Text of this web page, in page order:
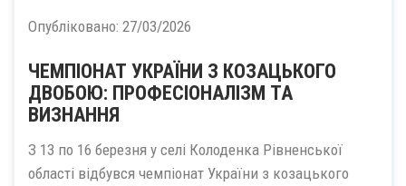
Опубліковано: 27/03/2026
ЧЕМПІОНАТ УКРАЇНИ З КОЗАЦЬКОГО
ДВОБОЮ: ПРОФЕСІОНАЛІЗМ ТА
ВИЗНАННЯ
З 13 по 16 березня у селі Колоденка Рівненської
області відбувся чемпіонат України з козацького